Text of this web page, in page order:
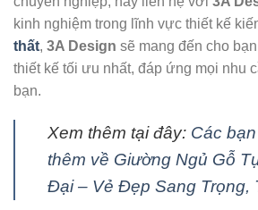
kinh nghiệm trong lĩnh vực thiết kế
thất, 3A Design sẽ mang đến cho
thiết kế tối ưu nhất, đáp ứng mọi nhu
bạn.
Xem thêm tại đây: Các
thêm về Giường Ngủ Gỗ
Đại – Vẻ Đẹp Sang Trọng,